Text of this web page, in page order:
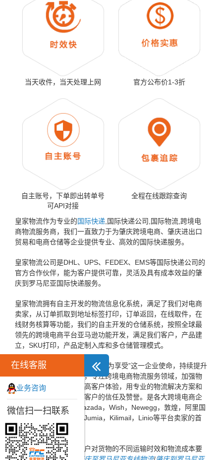
当天收件，当天处理上网 官方公布价1-3折
自主账号，下单即出转单号
可API对接
全程在线跟踪查询
皇家物流作为专业的国际快递 ,国际快递公司,国际物流,跨境电
商物流服务商，我们一直致力于为肇庆跨境电商、肇庆进出口
贸易和电商仓储等企业提供专业、高效的国际快递服务。
皇家物流公司是DHL、UPS、FEDEX、EMS等国际快递公司的
官方合作伙伴，能为客户提供可靠，灵活及具有成本效益的肇
庆到罗马尼亚国际快递服务。
皇家物流拥有自主开发的物流信息化系统，满足了我们对电商
卖家，从订单抓取到地址标签打印，订单返回，在线取件，在
线财务核算等功能，我们的自主开发的仓储系统，按照全球最
领先的跨境电商平台亚马逊功能开发，满足我们客户，产品建
立，SKU打印，产品定制入库和多仓储管理模式。
皇家物流一直以秉承“让物流成为享受”这一企业使命，持续提升
为客户创造价值为宗旨，专注跨境电商物流服务领域，加强物
流信息化建设，不断提高客户体验，用专业的物流解决方案和
高效的服务赢得了广大客户的信任及赞誉。是各大跨境电商企
业，ebay，速卖通，Lazada，Wish，Newegg，敦煌，阿里国
际，亚马逊，Konga，Jumia，Kilimail，Linio等平台卖家的首
选跨境电商物流企业。
同时，为了方便广大客户对货物的不同运输时效和物流成本要
在线客服
业务咨询
微信扫一扫联系